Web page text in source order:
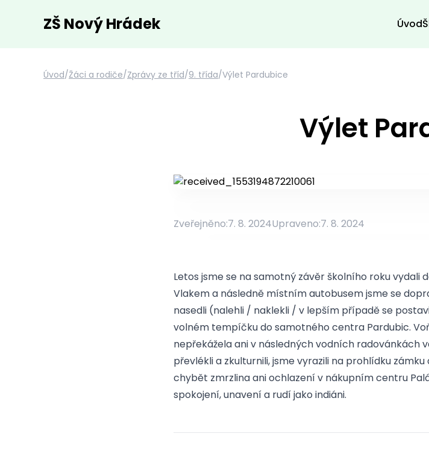
ZŠ Nový Hrádek Úvod
Úvod/Žáci a rodiče/Zprávy ze tříd/9. třída/Výlet Pardubice
Výlet
Zveřejněno:7. 8. 2024Upraveno:7. 8. 2024
Letos jsme se na samotný závěr školního roku vydali
Vlakem a následně místním autobusem jsme se
nasedli (nalehli / naklekli / v lepším případě se
volném tempíčku do samotného centra Pardubic.
nepřekážela ani v následných vodních radovánkách
převlékli a zkulturnili, jsme vyrazili na prohlídku
chybět zmrzlina ani ochlazení v nákupním centru
spokojení, unavení a rudí jako indiáni.